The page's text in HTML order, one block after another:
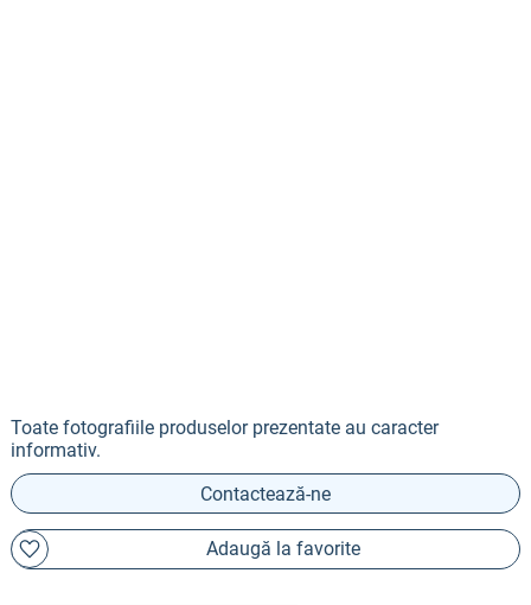
Toate fotografiile produselor prezentate au caracter
informativ.
Contactează-ne
Adaugă la favorite